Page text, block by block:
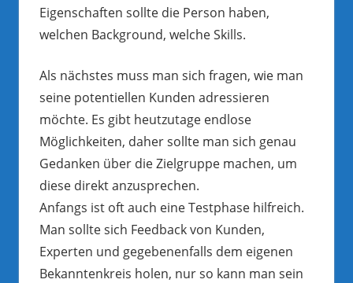
Eigenschaften sollte die Person haben,
welchen Background, welche Skills.
Als nächstes muss man sich fragen, wie man
seine potentiellen Kunden adressieren
möchte. Es gibt heutzutage endlose
Möglichkeiten, daher sollte man sich genau
Gedanken über die Zielgruppe machen, um
diese direkt anzusprechen.
Anfangs ist oft auch eine Testphase hilfreich.
Man sollte sich Feedback von Kunden,
Experten und gegebenenfalls dem eigenen
Bekanntenkreis holen, nur so kann man sein